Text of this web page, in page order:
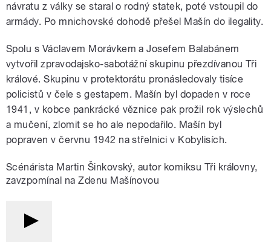
návratu z války se staral o rodný statek, poté vstoupil do
armády. Po mnichovské dohodě přešel Mašín do ilegality.
Spolu s Václavem Morávkem a Josefem Balabánem
vytvořil zpravodajsko-sabotážní skupinu přezdívanou Tři
králové. Skupinu v protektorátu pronásledovaly tisíce
policistů v čele s gestapem. Mašín byl dopaden v roce
1941, v kobce pankrácké věznice pak prožil rok výslechů
a mučení, zlomit se ho ale nepodařilo. Mašín byl
popraven v červnu 1942 na střelnici v Kobylisích.
Scénárista Martin Šinkovský, autor komiksu Tři královny,
zavzpomínal na Zdenu Mašínovou